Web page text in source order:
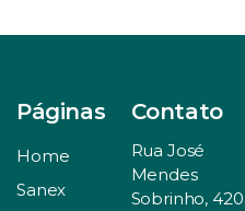
Páginas
Home
Sanex
Contato
Rua José
Mendes
Sobrinho, 420